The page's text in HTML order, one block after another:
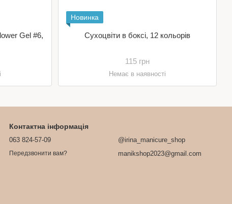
Gel #6,
Новинка
Сухоцвіти в боксі, 12 кольорів
115 грн
Немає в наявності
Контактна інформація
063 824-57-09
Передзвонити вам?
@irina_manicure_shop
manikshop2023@gmail.com